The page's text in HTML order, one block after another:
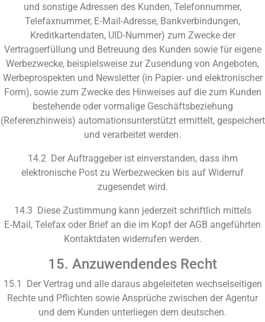
und sonstige Adressen des Kunden, Telefonnummer,
Telefaxnummer, E‑Mail-Adresse, Bankverbindungen,
Kreditkartendaten, UID-Nummer) zum Zwecke der
Vertragserfüllung und Betreuung des Kunden sowie für eigene
Werbezwecke, beispielsweise zur Zusendung von Angeboten,
Werbeprospekten und Newsletter (in Papier- und elektronischer
Form), sowie zum Zwecke des Hinweises auf die zum Kunden
bestehende oder vormalige Geschäftsbeziehung
(Referenzhinweis) automationsunterstützt ermittelt, gespeichert
und verarbeitet werden.
14.2 Der Auftraggeber ist einverstanden, dass ihm
elektronische Post zu Werbezwecken bis auf Widerruf
zugesendet wird.
14.3 Diese Zustimmung kann jederzeit schriftlich mittels
E‑Mail, Telefax oder Brief an die im Kopf der AGB angeführten
Kontaktdaten widerrufen werden.
15. Anzuwendendes Recht
15.1 Der Vertrag und alle daraus abgeleiteten wechselseitigen
Rechte und Pflichten sowie Ansprüche zwischen der Agentur
und dem Kunden unterliegen dem deutschen.